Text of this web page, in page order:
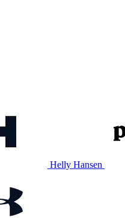
Helly Hansen